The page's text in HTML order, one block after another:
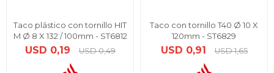
Taco plástico con tornillo HIT
M Ø 8 X 132 / 100mm - ST6812
USD 0,19 USD 0,49
Taco con tornillo T40 Ø 10 X
120mm - ST6829
USD 0,91 USD 1,65